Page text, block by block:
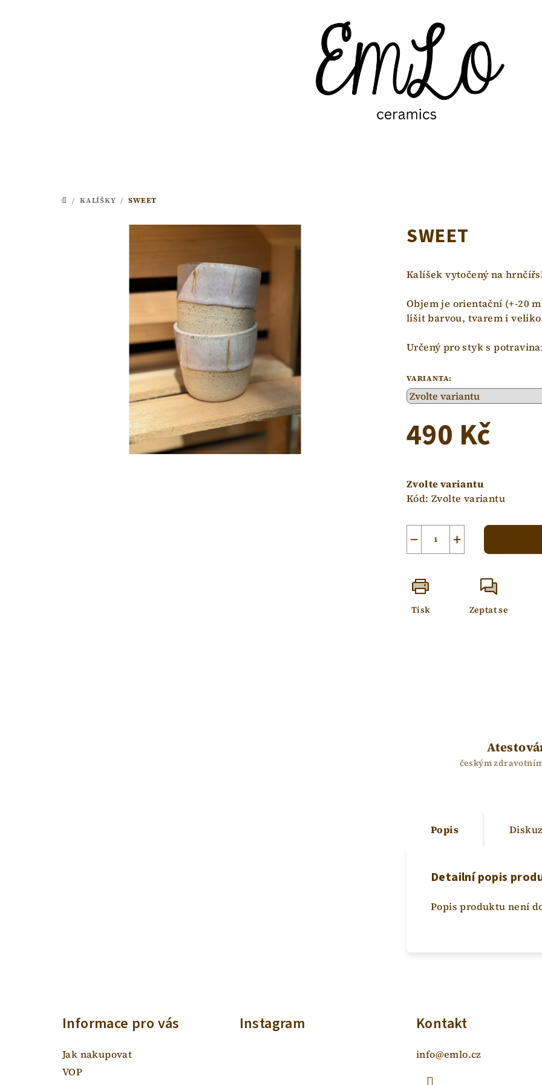
DOMŮ
/ KALÍŠKY / SWEET
SWEET
Kalíšek vytočený na
Objem je orientační (+-20
lišit barvou, tvarem i
Určený pro styk s
VARIANTA:
490 Kč
cena:
Zvolte variantu
Kód: Zvolte variantu
+
−
Tisk Zeptat se
českým
Popis
Detailní popis
Popis produktu není
Informace pro vás
Jak nakupovat
VOP
Instagram Kontakt
info@emlo.cz